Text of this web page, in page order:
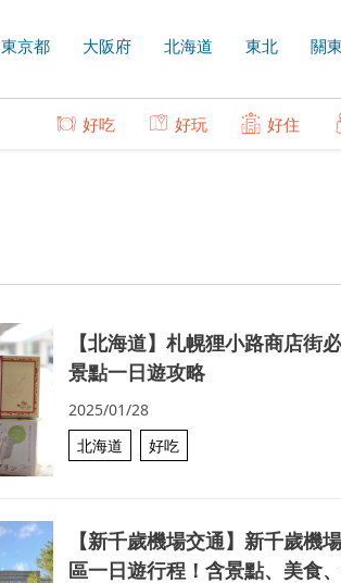
東京都 大阪府 北海道 東北 關東
好吃 好玩 好住
【北海道】札幌狸小路商店街
景點一日遊攻略
2025/01/28
北海道
好吃
【新千歲機場交通】新千歲機
區一日遊行程！含景點、美食